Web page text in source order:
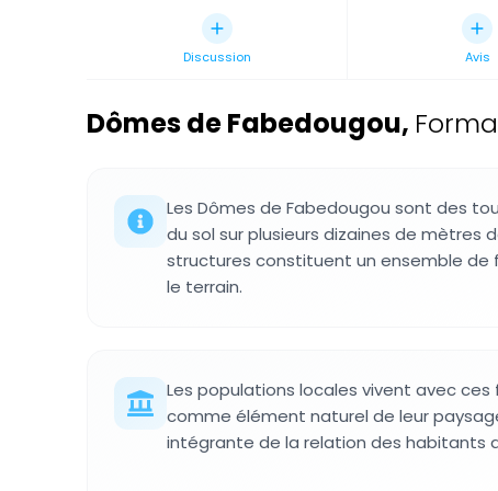
Discussion Avis
Dômes de Fabedougou,
Les Dômes de Fabedougou sont des
du sol sur plusieurs dizaines de mètres
structures constituent un ensemble de
le terrain.
Les populations locales vivent avec
comme élément naturel de leur
intégrante de la relation des habitants